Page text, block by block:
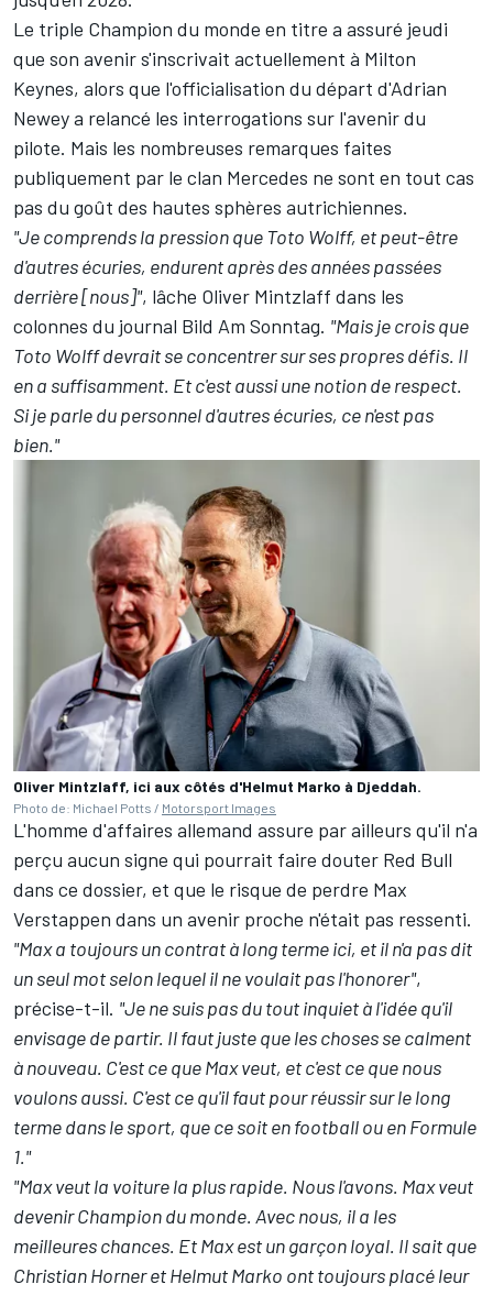
Le triple Champion du monde en titre a assuré jeudi
que son avenir s'inscrivait actuellement à Milton
Keynes, alors que l'officialisation du départ d'Adrian
Newey a relancé les interrogations sur l'avenir du
pilote. Mais les nombreuses remarques faites
publiquement par le clan Mercedes ne sont en tout cas
pas du goût des hautes sphères autrichiennes.
"Je comprends la pression que Toto Wolff, et peut-être
d'autres écuries, endurent après des années passées
derrière [nous]", lâche Oliver Mintzlaff dans les
colonnes du journal Bild Am Sonntag. "Mais je crois que
Toto Wolff devrait se concentrer sur ses propres défis. Il
en a suffisamment. Et c'est aussi une notion de respect.
Si je parle du personnel d'autres écuries, ce n'est pas
bien."
Oliver Mintzlaff, ici aux côtés d'Helmut Marko à Djeddah.
Photo de: Michael Potts / Motorsport Images
L'homme d'affaires allemand assure par ailleurs qu'il n'a
perçu aucun signe qui pourrait faire douter Red Bull
dans ce dossier, et que le risque de perdre Max
Verstappen dans un avenir proche n'était pas ressenti.
"Max a toujours un contrat à long terme ici, et il n'a pas dit
un seul mot selon lequel il ne voulait pas l'honorer",
précise-t-il. "Je ne suis pas du tout inquiet à l'idée qu'il
envisage de partir. Il faut juste que les choses se calment
à nouveau. C'est ce que Max veut, et c'est ce que nous
voulons aussi. C'est ce qu'il faut pour réussir sur le long
terme dans le sport, que ce soit en football ou en Formule
1."
"Max veut la voiture la plus rapide. Nous l'avons. Max veut
devenir Champion du monde. Avec nous, il a les
meilleures chances. Et Max est un garçon loyal. Il sait que
Christian Horner et Helmut Marko ont toujours placé leur